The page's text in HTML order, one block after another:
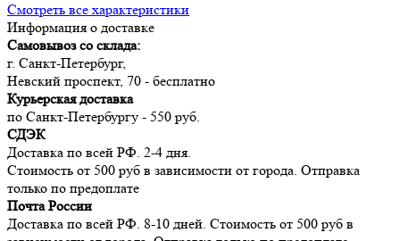
Смотреть все характеристики
Информация о доставке
Самовывоз со склада:
г. Санкт-Петербург,
Невский проспект, 70 - бесплатно
Курьерская доставка
по Санкт-Петербургу - 550 руб.
СДЭК
Доставка по всей РФ. 2-4 дня.
Стоимость от 500 руб в зависимости от города. Отправка
только по предоплате
Почта России
Доставка по всей РФ. 8-10 дней. Стоимость от 500 руб в